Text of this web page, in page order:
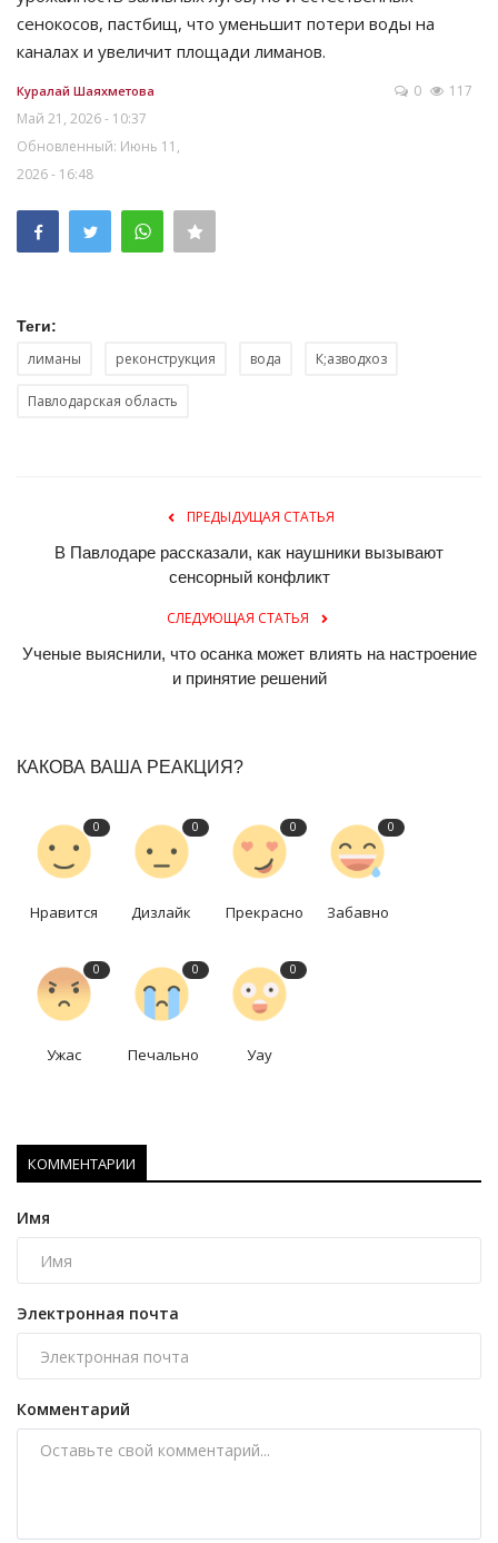
сенокосов, пастбищ, что уменьшит потери воды на
каналах и увеличит площади лиманов.
Куралай Шаяхметова
Май 21, 2026 - 10:37
Обновленный: Июнь 11,
2026 - 16:48
0 117
Теги:
лиманы реконструкция вода К;азводхоз
Павлодарская область
ПРЕДЫДУЩАЯ СТАТЬЯ
В Павлодаре рассказали, как наушники вызывают
сенсорный конфликт
СЛЕДУЮЩАЯ СТАТЬЯ
Ученые выяснили, что осанка может влиять на настроение
и принятие решений
КАКОВА ВАША РЕАКЦИЯ?
0
Нравится
0
Дизлайк
0
Прекрасно
0
Забавно
0
Ужас
0
Печально
0
Уау
КОММЕНТАРИИ
Имя
Электронная почта
Комментарий